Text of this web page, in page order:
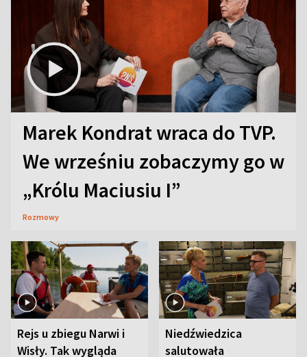
Marek Kondrat wraca do TVP.
We wrześniu zobaczymy go w
„Królu Maciusiu I”
Rozmowy
Rejs u zbiegu Narwi i
Wisły. Tak wygląda
Niedźwiedzica
salutowała